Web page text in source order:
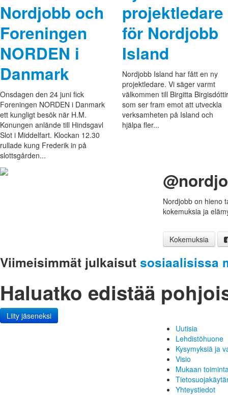
Nordjobb och
Foreningen
NORDEN i
Danmark
Onsdagen den 24 juni fick
Foreningen NORDEN i Danmark
ett kungligt besök när H.M.
Konungen anlände till Hindsgavl
Slot i Middelfart. Klockan 12.30
rullade kung Frederik in på
slottsgården...
projektledare
för Nordjobb
Island
Nordjobb Island har fått en ny
projektledare. Vi säger varmt
välkommen till Birgitta
som ser fram emot att utveckla
verksamheten på Island och
hjälpa fler...
Nordjobb on hieno
kokemuksia ja
Kokemuksia
Viimeisimmät julkaisutsosiaalisissa
Haluatko edistää
Liity jäseneksi
Uutisia
Lehdistöhuone
Kysymyksiä ja
Visio
Mukaan
Yhteystiedot